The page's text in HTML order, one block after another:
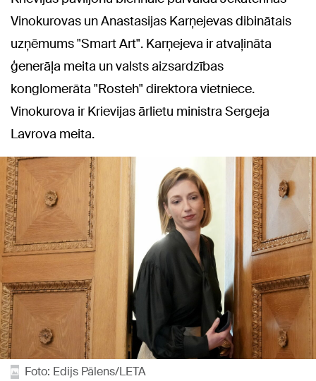
Vinokurovas un Anastasijas Karņejevas dibinātais
uzņēmums "Smart Art". Karņejeva ir atvaļināta
ģenerāļa meita un valsts aizsardzības
konglomerāta "Rosteh" direktora vietniece.
Vinokurova ir Krievijas ārlietu ministra Sergeja
Lavrova meita.
Foto: Edijs Pālens/LETA